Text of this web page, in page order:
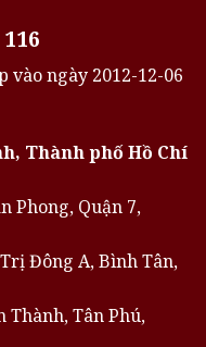
vào ngày 2012-12-06
Thành phố Hồ Chí
Phong, Quận 7,
Đông A, Bình Tân,
Thành, Tân Phú,